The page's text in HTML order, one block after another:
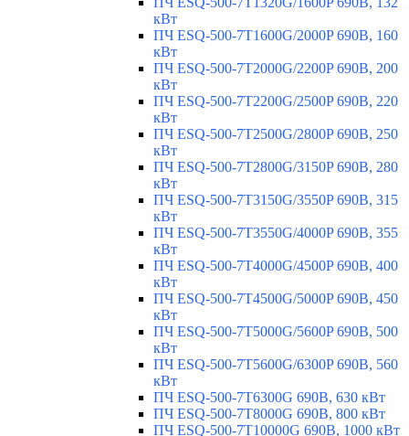
кВт
ПЧ ESQ-500-7T1600G/2000P 690В, 160
кВт
ПЧ ESQ-500-7T2000G/2200P 690В, 200
кВт
ПЧ ESQ-500-7T2200G/2500P 690В, 220
кВт
ПЧ ESQ-500-7T2500G/2800P 690В, 250
кВт
ПЧ ESQ-500-7T2800G/3150P 690В, 280
кВт
ПЧ ESQ-500-7T3150G/3550P 690В, 315
кВт
ПЧ ESQ-500-7T3550G/4000P 690В, 355
кВт
ПЧ ESQ-500-7T4000G/4500P 690В, 400
кВт
ПЧ ESQ-500-7T4500G/5000P 690В, 450
кВт
ПЧ ESQ-500-7T5000G/5600P 690В, 500
кВт
ПЧ ESQ-500-7T5600G/6300P 690В, 560
кВт
ПЧ ESQ-500-7T6300G 690В, 630 кВт
ПЧ ESQ-500-7T8000G 690В, 800 кВт
ПЧ ESQ-500-7T10000G 690В, 1000 кВт